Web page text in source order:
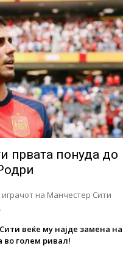
првата понуда до
на Манчестер Сити
веќе му најде замена на
во голем ривал!